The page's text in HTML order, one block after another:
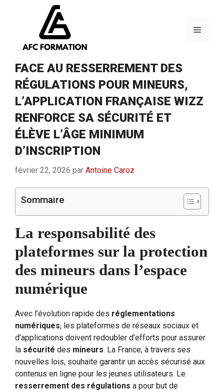
Menu
FACE AU RESSERREMENT DES
RÉGULATIONS POUR MINEURS,
L’APPLICATION FRANÇAISE WIZZ
RENFORCE SA SÉCURITÉ ET
ÉLÈVE L’ÂGE MINIMUM
D’INSCRIPTION
février 22, 2026 par Antoine Caroz
Sommaire
La responsabilité des
plateformes sur la protection
des mineurs dans l’espace
numérique
Avec l’évolution rapide des réglementations
numériques, les plateformes de réseaux sociaux et
d’applications doivent redoubler d’efforts pour assurer
la sécurité des mineurs. La France, à travers ses
nouvelles lois, souhaite garantir un accès sécurisé aux
contenus en ligne pour les jeunes utilisateurs. Le
resserrement des régulations a pour but de